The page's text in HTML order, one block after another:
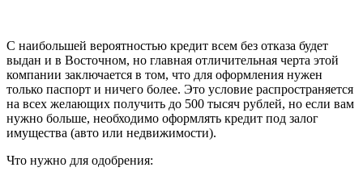
С наибольшей вероятностью кредит всем без отказа будет
выдан и в Восточном, но главная отличительная черта этой
компании заключается в том, что для оформления нужен
только паспорт и ничего более. Это условие распространяется
на всех желающих получить до 500 тысяч рублей, но если вам
нужно больше, необходимо оформлять кредит под залог
имущества (авто или недвижимости).
Что нужно для одобрения: